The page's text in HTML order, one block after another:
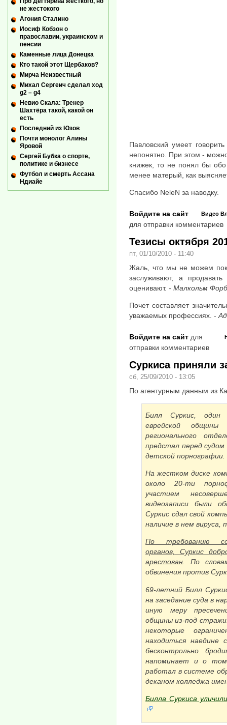
Павловский умеет
непонятно. При этом -
книжек, то не понял бы
менее матерый, как
Спасибо NeleN за наводку.
Видео
Войдите на сайт
для отправки комментариев
Тезисы октября
пт, 01/10/2010 - 11:40
Жаль, что мы не можем
заслуживают, а
оценивают. - Малкольм
Почет составляет
уважаемых профессиях. -
Войдите на сайт для
отправки комментариев
Суркиса приняли
сб, 25/09/2010 - 13:05
По агентурным данным из
Билл Суркис, один
еврейской
регионального
предстал перед
детской порнографии.
На жестком диске
около 20-ти
участием
видеозаписи были
Суркис сдал свой
наличие в нем вируса,
По требованию
органов, Суркис
арестован. По
обвинения против
69-летний Билл
на заседание суда в
иную меру
общины из-под
некоторые
находиться наедине
бесконтрольно
напоминает и о
работал в системе
деканом колледжа
Билла Суркиса
не жестокого
Агония Сталино
Иосиф Кобзон о
православии, украинском и
пенсии
Каменные лица Донецка
Кто такой этот Щербаков?
Мирча Неизвестный
Михал Сергеич сделал ход
g2 – g4
Невио Скала: Тренер
Шахтёра такой, какой он
есть
Последний из Юзов
Почти монолог Алины
Яровой
Сергей Бубка о спорте,
политике и бизнесе
Футбол и смерть Ассана
Ндиайе